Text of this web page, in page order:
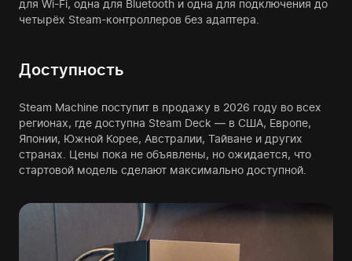
для Wi-Fi, одна для Bluetooth и одна для подключения до
четырёх Steam-контроллеров без адаптера.
Доступность
Steam Machine поступит в продажу в 2026 году во всех
регионах, где доступна Steam Deck — в США, Европе,
Японии, Южной Корее, Австралии, Тайване и других
странах. Цены пока не объявлены, но ожидается, что
стартовой модель сделают максимально доступной.